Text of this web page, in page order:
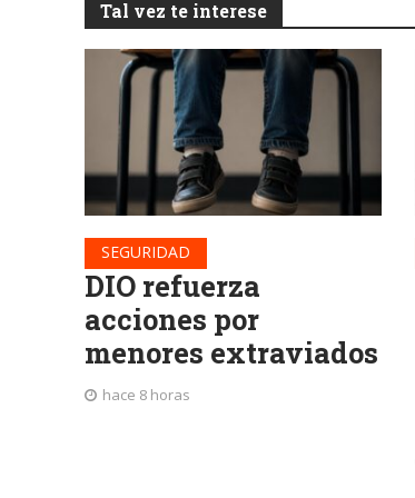
Tal vez te interese
SEGURIDAD
DIO refuerza
acciones por
menores extraviados
hace 8 horas